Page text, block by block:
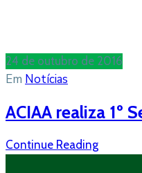
24 de outubro de 2016
Em Notícias
ACIAA realiza 1º
Continue Reading